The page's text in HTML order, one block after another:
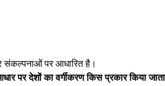
संकल्पनाओं पर आधारित है।
पर देशों का वर्गीकरण किस प्रकार किया